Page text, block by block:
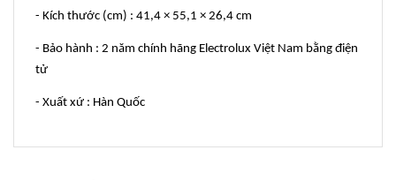
- Kích thước (cm) : 41,4 × 55,1 × 26,4 cm
- Bảo hành : 2 năm chính hãng Electrolux Việt Nam bằng điện
tử
- Xuất xứ : Hàn Quốc